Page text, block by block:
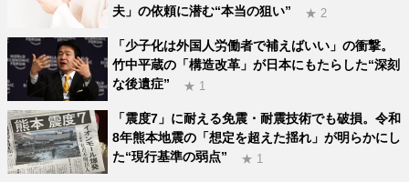
夫」の依頼に潜む“本当の狙い”
★ 2
「少子化は外国人労働者で補えばいい」の衝撃。
竹中平蔵の「構造改革」が日本にもたらした“深刻
な後遺症”
★ 1
「震度7」に耐える免震・耐震技術でも破損。令和
8年熊本地震の「想定を超えた揺れ」が明らかにし
た“現行基準の弱点”
★ 1